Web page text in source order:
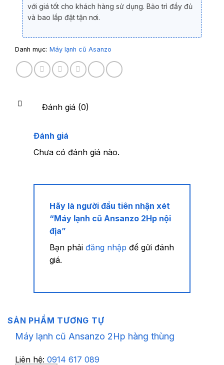
với giá tốt cho khách hàng sử dụng. Bảo trì đầy đủ
và bao lắp đặt tận nơi.
Danh mục: Máy lạnh cũ Asanzo
Đánh giá (0)
Đánh giá
Chưa có đánh giá nào.
Hãy là người đầu tiên nhận xét
“Máy lạnh cũ Ansanzo 2Hp nội
địa”
Bạn phải đăng nhập để gửi đánh
giá.
SẢN PHẨM TƯƠNG TỰ
Máy lạnh cũ Ansanzo 2Hp hàng thùng
Liên hệ: 0914 617 089